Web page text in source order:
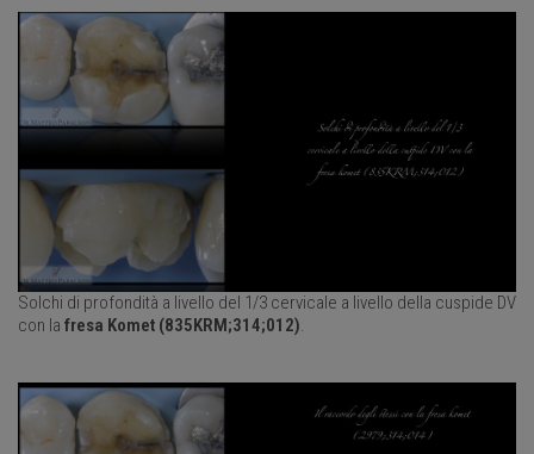
Solchi di profondità a livello del 1/3 cervicale a livello della cuspide DV
con la fresa Komet (835KRM;314;012)